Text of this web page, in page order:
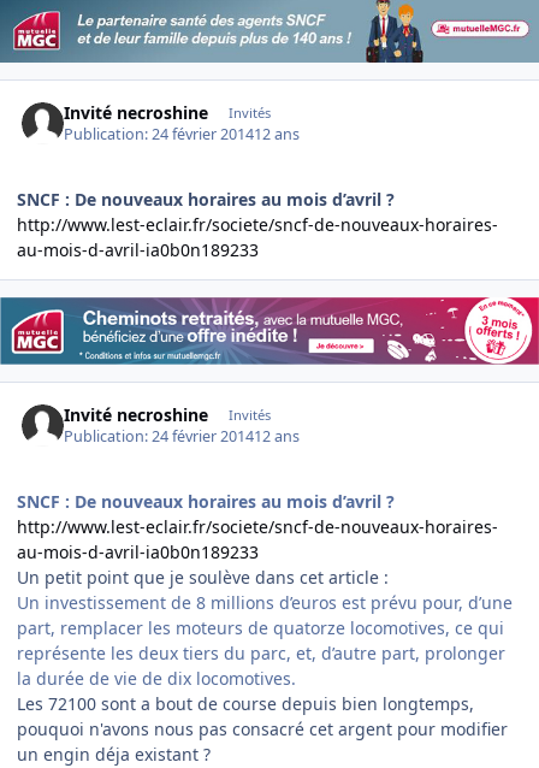
Invité necroshine Invités
Publication:24 février 201412 ans
SNCF : De nouveaux horaires au mois d’avril ?
http://www.lest-eclair.fr/societe/sncf-de-nouveaux-horaires-
au-mois-d-avril-ia0b0n189233
Invité necroshine Invités
Publication:24 février 201412 ans
SNCF : De nouveaux horaires au mois d’avril ?
http://www.lest-eclair.fr/societe/sncf-de-nouveaux-horaires-
au-mois-d-avril-ia0b0n189233
Un petit point que je soulève dans cet article :
Un investissement de 8 millions d’euros est prévu pour, d’une
part, remplacer les moteurs de quatorze locomotives, ce qui
représente les deux tiers du parc, et, d’autre part, prolonger
la durée de vie de dix locomotives.
Les 72100 sont a bout de course depuis bien longtemps,
pouquoi n'avons nous pas consacré cet argent pour modifier
un engin déja existant ?